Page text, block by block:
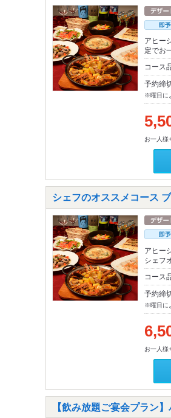
アヒー
定でお
コース
予約締
※曜日に
お一人様
シェフのオススメコース
アヒー
シェフ
コース
予約締
※曜日に
お一人様
【飲み放題ご宴会プラン